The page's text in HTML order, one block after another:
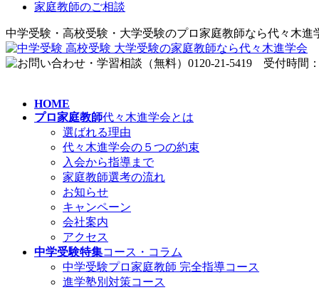
家庭教師のご相談
中学受験・高校受験・大学受験のプロ家庭教師なら代々木進
HOME
プロ家庭教師代々木進学会とは
選ばれる理由
代々木進学会の５つの約束
入会から指導まで
家庭教師選考の流れ
お知らせ
キャンペーン
会社案内
アクセス
中学受験特集コース・コラム
中学受験プロ家庭教師 完全指導コース
進学塾別対策コース